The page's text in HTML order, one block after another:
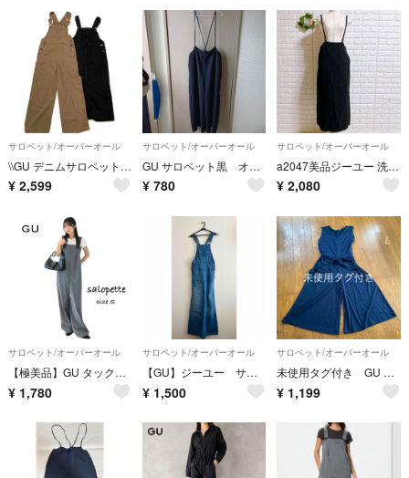
サロペット/オーバーオール
\\GU デニムサロペット2点 Sサイズ//
¥ 2,599
サロペット/オーバーオール
GU サロペット黒 オールインワン ワイドパンツ
¥ 780
サロペット/オーバーオール
a2047美品ジーユー 洗えるサロペット スカートMダークグレー
¥ 2,080
サロペット/オーバーオール
【極美品】GU タックサロペットパンツ S 完売品 グレー ジーユー
¥ 1,780
サロペット/オーバーオール
【GU】ジーユー サロペット Sサイズ
¥ 1,500
サロペット/オーバーオール
未使用タグ付き GU ジーユー レディース Lサイズ ガウチョコンビネゾン
¥ 1,199